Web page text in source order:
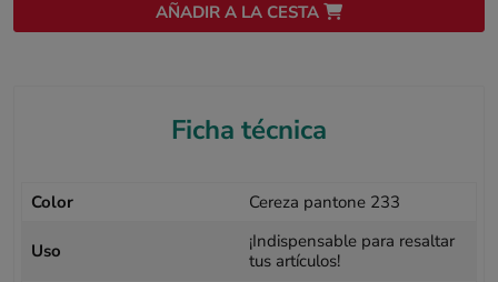
AÑADIR A LA CESTA
Ficha técnica
Color Cereza pantone 233
Uso
¡Indispensable para resaltar
tus artículos!